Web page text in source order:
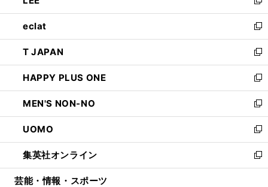
開
く
ウ
で
開
く
ン
ド
ウ
で
開
く
い
ウ
ィ
ン
ド
ウ
で
開
く
新
し
い
ウ
ィ
ン
ド
ウ
で
開
く
eclat
新
し
い
ウ
ィ
ン
ド
ウ
で
開
く
T JAPAN
新
し
い
ウ
ィ
ン
ド
ウ
で
開
HAPPY PLUS ONE
新
し
い
ウ
ィ
ン
ド
ウ
MEN'S NON-NO
新
し
い
ウ
ィ
ン
UOMO
新
し
い
ウ
集英社オンライン
新
し
芸能・情報・スポーツ